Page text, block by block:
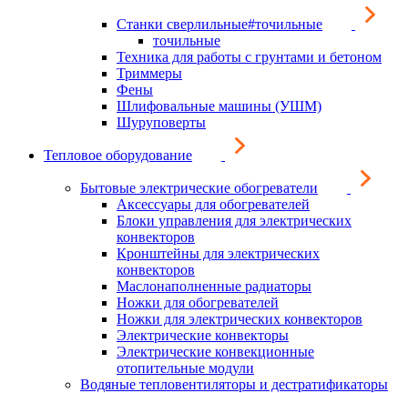
Станки сверлильные#точильные
точильные
Техника для работы с грунтами и бетоном
Триммеры
Фены
Шлифовальные машины (УШМ)
Шуруповерты
Тепловое оборудование
Бытовые электрические обогреватели
Аксессуары для обогревателей
Блоки управления для электрических
конвекторов
Кронштейны для электрических
конвекторов
Маслонаполненные радиаторы
Ножки для обогревателей
Ножки для электрических конвекторов
Электрические конвекторы
Электрические конвекционные
отопительные модули
Водяные тепловентиляторы и дестратификаторы